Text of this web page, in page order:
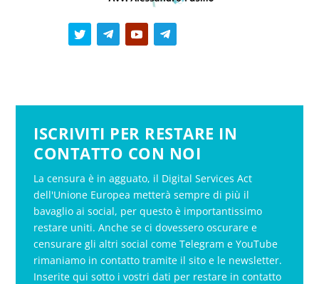
ISCRIVITI PER RESTARE IN
CONTATTO CON NOI
La censura è in agguato, il Digital Services Act
dell'Unione Europea metterà sempre di più il
bavaglio ai social, per questo è importantissimo
restare uniti. Anche se ci dovessero oscurare e
censurare gli altri social come Telegram e YouTube
rimaniamo in contatto tramite il sito e le newsletter.
Inserite qui sotto i vostri dati per restare in contatto